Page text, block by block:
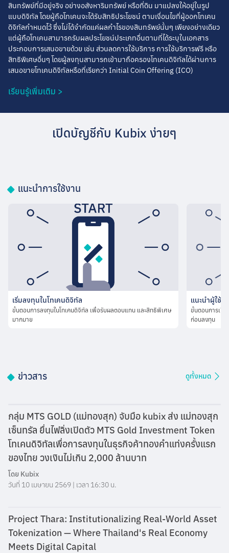
สินทรัพย์ที่มีอยู่จริง อย่างอสังหาริมทรัพย์ หรือที่ดิน มาแปลงให้อยู่ในรูป
แบบดิจิทัล โดยผู้ถือโทเคนจะได้รับสิทธิประโยชน์ ตามเงื่อนไขที่ผู้ออกโทเคน
ดิจิทัลกำหนดไว้ ซึ่งไม่ได้จำกัดแค่ผลกำไรของสินทรัพย์นั้นๆ เพียงอย่างเดียว
แต่ผู้ถือโทเคนสามารถรับผลประโยชน์ประเภทอื่นตามที่ได้ระบุในเอกสาร
ประกอบการเสนอขายด้วย เช่น ส่วนลดการใช้บริการ การใช้บริการฟรี หรือ
สิทธิพิเศษอื่นๆ โดยผู้ลงทุนสามารถเข้ามาถือครองโทเคนดิจิทัลได้ผ่านการ
เสนอขายโทเคนดิจิทัลหรือที่เรียกว่า Initial Coin Offering (ICO)
เรียนรู้เพิ่มเติม >
เปิดบัญชีกับ Kubix ง่ายๆ
แนะนำการใช้งาน
เริ่มลงทุนในโทเคนดิจิทัล
ขั้นตอนการลงทุนในโทเคนดิจิทัล เพื่อรับผลตอบแทน และสิทธิพิเศษ
มากมาย
แนะนำผู้ใช้ใ
ขั้นตอนการเปิ
ก่อนลงทุน
ข่าวสาร ดูทั้งหมด
กลุ่ม MTS GOLD (แม่ทองสุก) จับมือ kubix ส่ง แม่ทองสุก
เซ็นทรัล ยื่นไฟลิ่งเปิดตัว MTS Gold Investment Token
โทเคนดิจิทัลเพื่อการลงทุนในธุรกิจค้าทองคำแท่งครั้งแรก
ของไทย วงเงินไม่เกิน 2,000 ล้านบาท
โดย Kubix
วันที่ 10 เมษายน 2569 | เวลา 16:30 น.
Project Thara: Institutionalizing Real-World Asset
Tokenization — Where Thailand's Real Economy
Meets Digital Capital